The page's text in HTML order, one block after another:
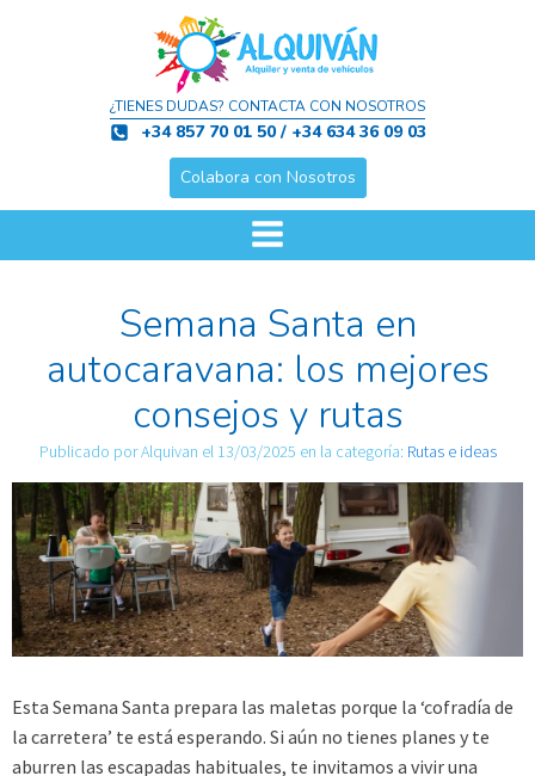
¿TIENES DUDAS? CONTACTA CON NOSOTROS
+34 857 70 01 50 / +34 634 36 09 03
Colabora con Nosotros
Semana Santa en
autocaravana: los mejores
consejos y rutas
Publicado porAlquivan el 13/03/2025 en la categoría: Rutas e ideas
Esta Semana Santa prepara las maletas porque la ‘cofradía de
la carretera’ te está esperando. Si aún no tienes planes y te
aburren las escapadas habituales, te invitamos a vivir una